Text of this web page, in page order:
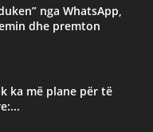
nga WhatsApp,
dhe premton
ka më plane për të